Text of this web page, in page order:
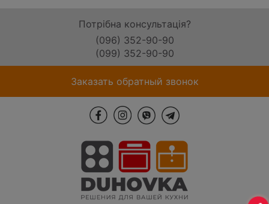
Потрібна консультація?
(096) 352-90-90
(099) 352-90-90
Заказать обратный звонок